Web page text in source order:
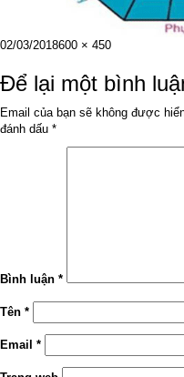
Đăng
ngày
02/03/2018Kích
đầy
đủ
600 × 450
Để lại một bình
Email của bạn sẽ không được
đánh dấu *
Bình luận *
Tên *
Email *